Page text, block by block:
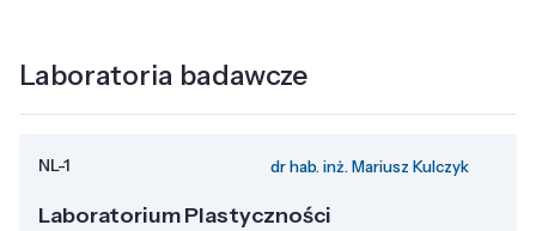
Laboratoria badawcze
NL-1 dr hab. inż. Mariusz Kulczyk
Laboratorium Plastyczności